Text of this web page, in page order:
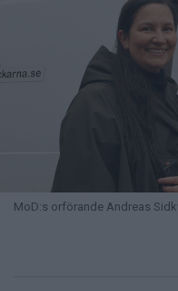
MoD:s orförande Andreas